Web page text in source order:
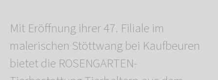
Mit Eröffnung ihrer 47. Filiale im
malerischen Stöttwang bei Kaufbeuren
bietet die ROSENGARTEN-